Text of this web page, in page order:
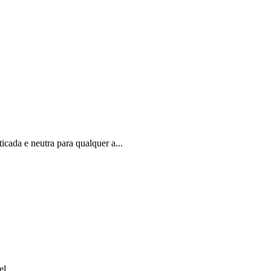
e neutra para qualquer a...